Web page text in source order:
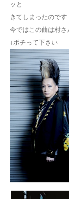
ッと
きてしまったの
今ではこの曲は村
↓ポチって下さい